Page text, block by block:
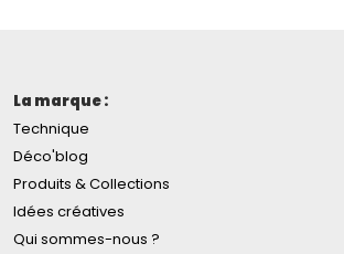
La marque :
Technique
Déco'blog
Produits & Collections
Idées créatives
Qui sommes-nous ?